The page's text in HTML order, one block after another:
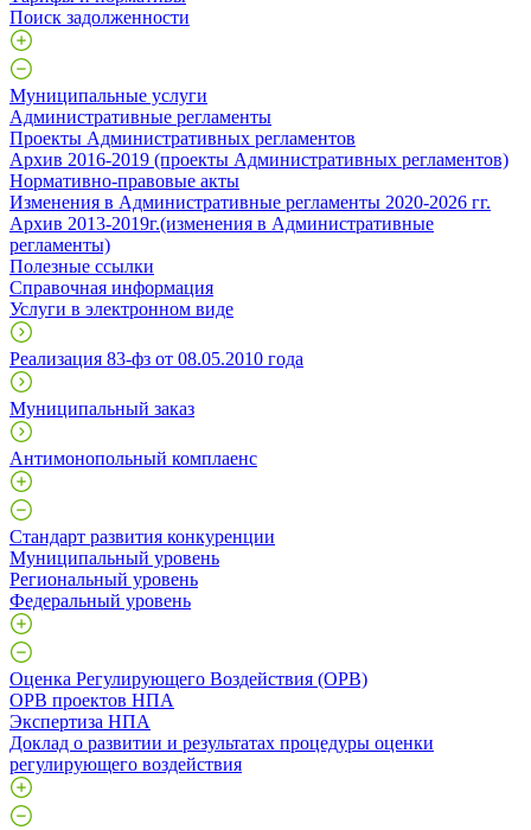
Поиск задолженности
Муниципальные услуги
Административные регламенты
Проекты Административных регламентов
Архив 2016-2019 (проекты Административных регламентов)
Нормативно-правовые акты
Изменения в Административные регламенты 2020-2026 гг.
Архив 2013-2019г.(изменения в Административные
регламенты)
Полезные ссылки
Справочная информация
Услуги в электронном виде
Реализация 83-фз от 08.05.2010 года
Муниципальный заказ
Антимонопольный комплаенс
Стандарт развития конкуренции
Муниципальный уровень
Региональный уровень
Федеральный уровень
Оценка Регулирующего Воздействия (ОРВ)
ОРВ проектов НПА
Экспертиза НПА
Доклад о развитии и результатах процедуры оценки
регулирующего воздействия